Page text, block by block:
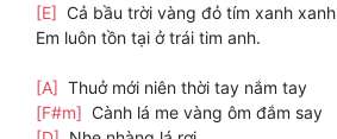
[E] Cả bầu trời vàng đỏ tím xanh xanh
Em luôn tồn tại ở trái tim anh.
[A] Thuở mới niên thời tay nắm tay
[F#m] Cành lá me vàng ôm đắm say